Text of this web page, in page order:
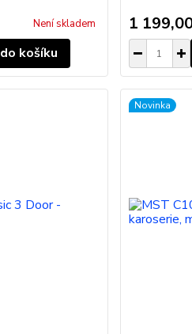
Není skladem
košíku
1
Novinka